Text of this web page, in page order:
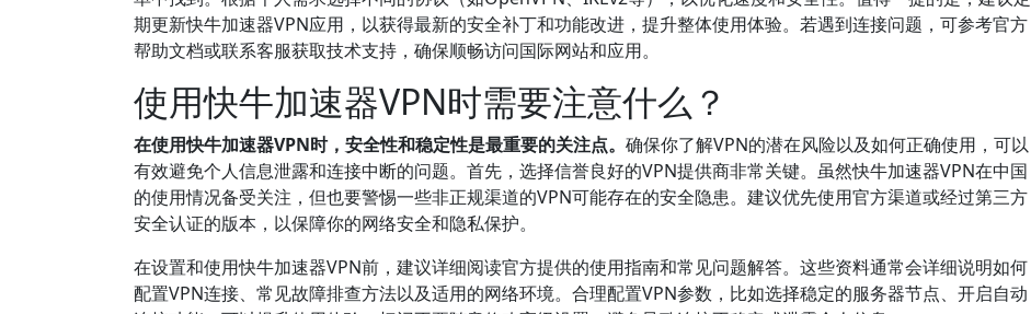
期更新快牛加速器VPN应用，以获得最新的安全补丁和功能改进，提升整体使用体验。若遇到连接问题，可参考官方
帮助文档或联系客服获取技术支持，确保顺畅访问国际网站和应用。
使用快牛加速器VPN时需要注意什么？
在使用快牛加速器VPN时，安全性和稳定性是最重要的关注点。 确保你了解VPN的潜在风险以及如何正确使用，可以
有效避免个人信息泄露和连接中断的问题。首先，选择信誉良好的VPN提供商非常关键。虽然快牛加速器VPN在中国
的使用情况备受关注，但也要警惕一些非正规渠道的VPN可能存在的安全隐患。建议优先使用官方渠道或经过第三方
安全认证的版本，以保障你的网络安全和隐私保护。
在设置和使用快牛加速器VPN前，建议详细阅读官方提供的使用指南和常见问题解答。这些资料通常会详细说明如何
配置VPN连接、常见故障排查方法以及适用的网络环境。合理配置VPN参数，比如选择稳定的服务器节点、开启自动